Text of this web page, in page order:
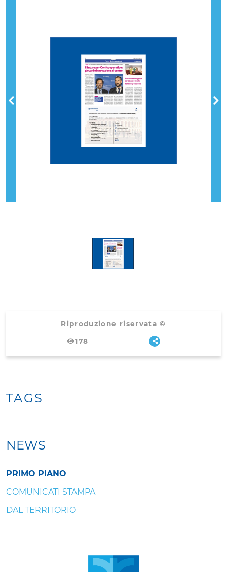
Riproduzione riservata ©
178
NEWS
PRIMO PIANO
COMUNICATI STAMPA
DAL TERRITORIO
TAGS